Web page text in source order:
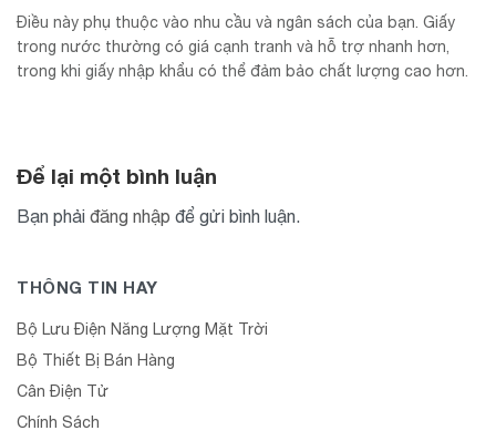
Điều này phụ thuộc vào nhu cầu và ngân sách của bạn. Giấy
trong nước thường có giá cạnh tranh và hỗ trợ nhanh hơn,
trong khi giấy nhập khẩu có thể đảm bảo chất lượng cao hơn.
Để lại một bình luận
Bạn phải đăng nhập để gửi bình luận.
THÔNG TIN HAY
Bộ Lưu Điện Năng Lượng Mặt Trời
Bộ Thiết Bị Bán Hàng
Cân Điện Tử
Chính Sách